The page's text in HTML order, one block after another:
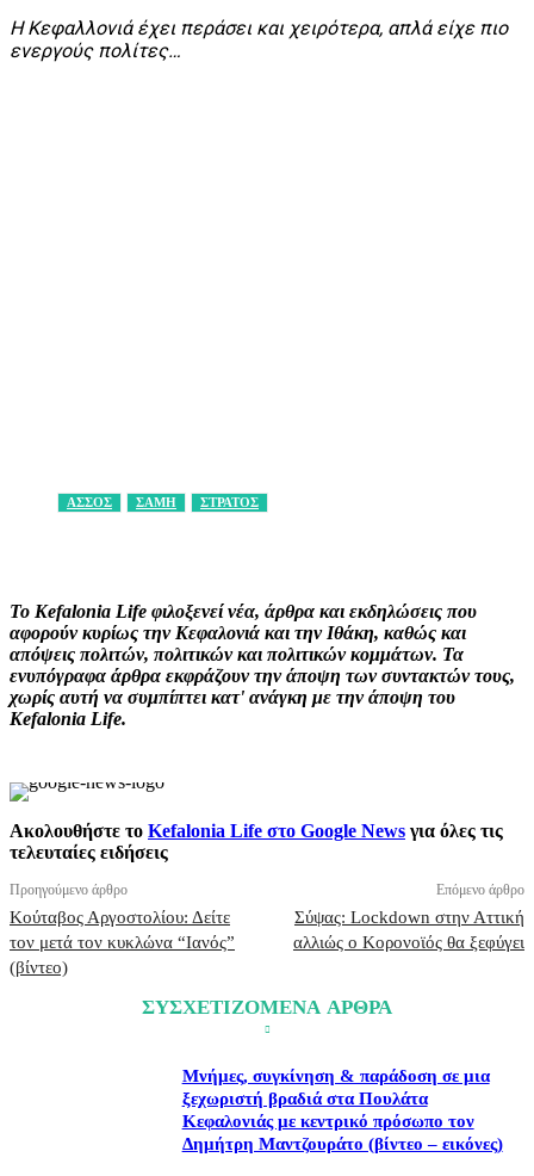
Η Κεφαλλονιά έχει περάσει και χειρότερα, απλά είχε πιο
ενεργούς πολίτες…
ΑΣΣΟΣ ΣΑΜΗ ΣΤΡΑΤΟΣ
Το Kefalonia Life φιλοξενεί νέα, άρθρα και εκδηλώσεις που
αφορούν κυρίως την Κεφαλονιά και την Ιθάκη, καθώς και
απόψεις πολιτών, πολιτικών και πολιτικών κομμάτων. Τα
ενυπόγραφα άρθρα εκφράζουν την άποψη των συντακτών τους,
χωρίς αυτή να συμπίπτει κατ' ανάγκη με την άποψη του
Kefalonia Life.
Ακολουθήστε το Kefalonia Life στο Google News για όλες τις
τελευταίες ειδήσεις
Προηγούμενο άρθρο
Κούταβος Αργοστολίου: Δείτε
τον μετά τον κυκλώνα “Ιανός”
(βίντεο)
Επόμενο άρθρο
Σύψας: Lockdown στην Αττική
αλλιώς ο Κορονοϊός θα ξεφύγει
ΣΥΣΧΕΤΙΖΟΜΕΝΑ ΑΡΘΡΑ
Μνήμες, συγκίνηση & παράδοση σε μια
ξεχωριστή βραδιά στα Πουλάτα
Κεφαλονιάς με κεντρικό πρόσωπο τον
Δημήτρη Μαντζουράτο (βίντεο – εικόνες)